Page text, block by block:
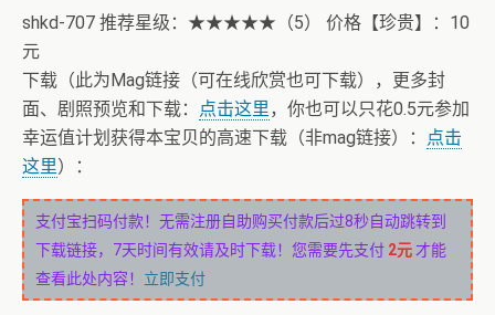
shkd-707 推荐星级：★★★★★（5） 价格【珍贵】：10
元
下载（此为Mag链接（可在线欣赏也可下载），更多封
面、剧照预览和下载：
点击这里，你也可以只花0.5元参加
幸运值计划获得本宝贝的高速下载（非mag链接）：
点击
这里）：
支付宝扫码付款！无需注册自助购买付款后过8秒自动跳转到
下载链接，7天时间有效请及时下载！您需要先支付 2元 才能
查看此处内容！ 立即支付